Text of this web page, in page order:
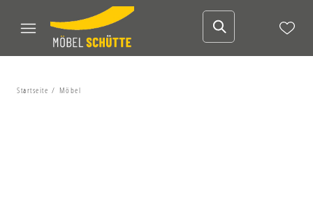
Startseite Möbel